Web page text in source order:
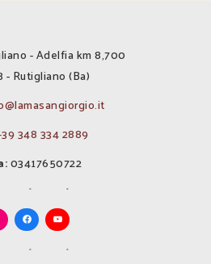
- Adelfia km 8,700
- Rutigliano (Ba)
348 334 2889
03417650722